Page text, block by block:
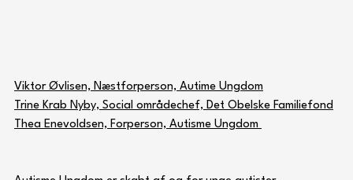
Viktor Øvlisen, Næstforperson, Autime Ungdom
Trine Krab Nyby, Social områdechef, Det Obelske Familiefond
Thea Enevoldsen, Forperson, Autisme Ungdom